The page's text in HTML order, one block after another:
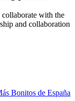
with the
and collaboration
Bonitos de España